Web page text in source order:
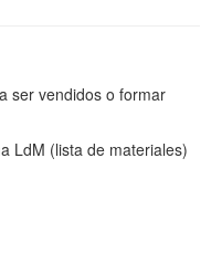
ser vendidos o formar
LdM (lista de materiales)